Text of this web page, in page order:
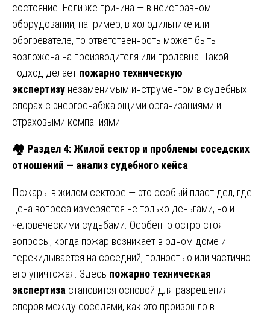
состояние. Если же причина — в неисправном
оборудовании, например, в холодильнике или
обогревателе, то ответственность может быть
возложена на производителя или продавца. Такой
подход делает пожарно техническую
экспертизу незаменимым инструментом в судебных
спорах с энергоснабжающими организациями и
страховыми компаниями.
🏘 ️ Раздел 4: Жилой сектор и проблемы соседских
отношений — анализ судебного кейса
Пожары в жилом секторе — это особый пласт дел, где
цена вопроса измеряется не только деньгами, но и
человеческими судьбами. Особенно остро стоят
вопросы, когда пожар возникает в одном доме и
перекидывается на соседний, полностью или частично
его уничтожая. Здесь пожарно техническая
экспертиза становится основой для разрешения
споров между соседями, как это произошло в